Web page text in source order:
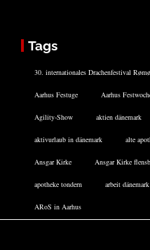
Tags
30. internationales Drachenfestival Rømø
Aarhus Festuge Aarhus
Agility-Show aktien dänemark
aktivurlaub in dänemark alte
Ansgar Kirke Ansgar Kirke
apotheke tondern arbeit dänemark
ARoS in Aarhus